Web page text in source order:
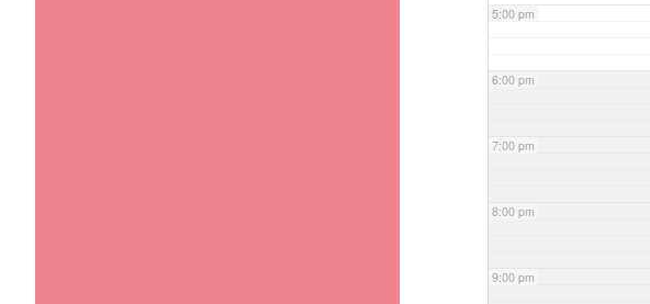
5:00 pm
6:00 pm
7:00 pm
8:00 pm
9:00 pm